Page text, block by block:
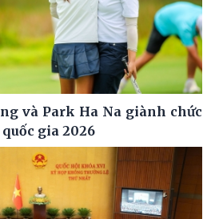
và Park Ha Na giành chức
gia 2026